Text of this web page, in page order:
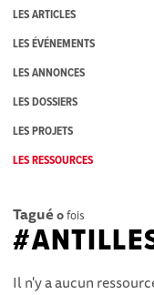
LES ARTICLES
LES ÉVÉNEMENTS
LES ANNONCES
LES DOSSIERS
LES PROJETS
LES RESSOURCES
Tagué 0fois
Il n'y a aucun